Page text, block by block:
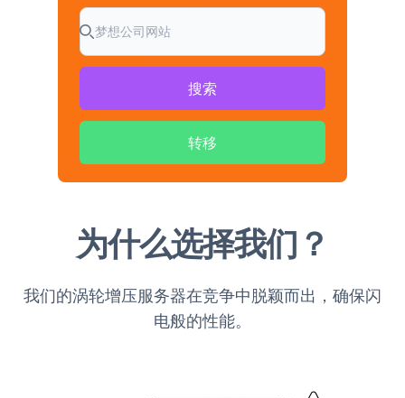
搜索
搜索
转移
为什么选择我们？
我们的涡轮增压服务器在竞争中脱颖而出，确保闪
电般的性能。